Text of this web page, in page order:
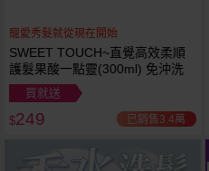
寵愛秀髮就從現在開始
SWEET TOUCH~直覺高效柔順
護髮果酸一點靈(300ml) 免沖洗
買就送
$249 已銷售3.4萬